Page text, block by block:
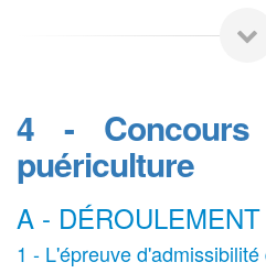
4 - Concours
puériculture
A -
1 - L'épreuve